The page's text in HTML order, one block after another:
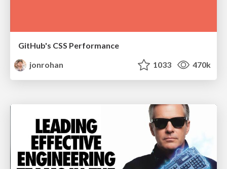
GitHub's CSS Performance
jonrohan
1033 470k